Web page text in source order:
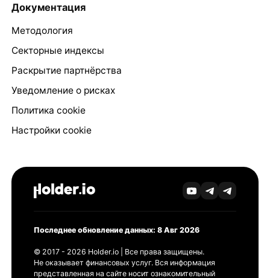
Документация
Методология
Секторные индексы
Раскрытие партнёрства
Уведомление о рисках
Политика cookie
Настройки cookie
Последнее обновление данных: 8 Авг 2026
© 2017 - 2026 Holder.io | Все права защищены.
Не оказывает финансовых услуг. Вся информация
представленная на сайте носит ознакомительный